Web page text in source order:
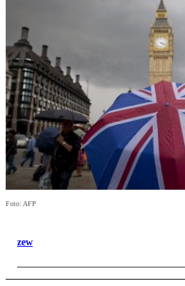
Foto: AFP
zew